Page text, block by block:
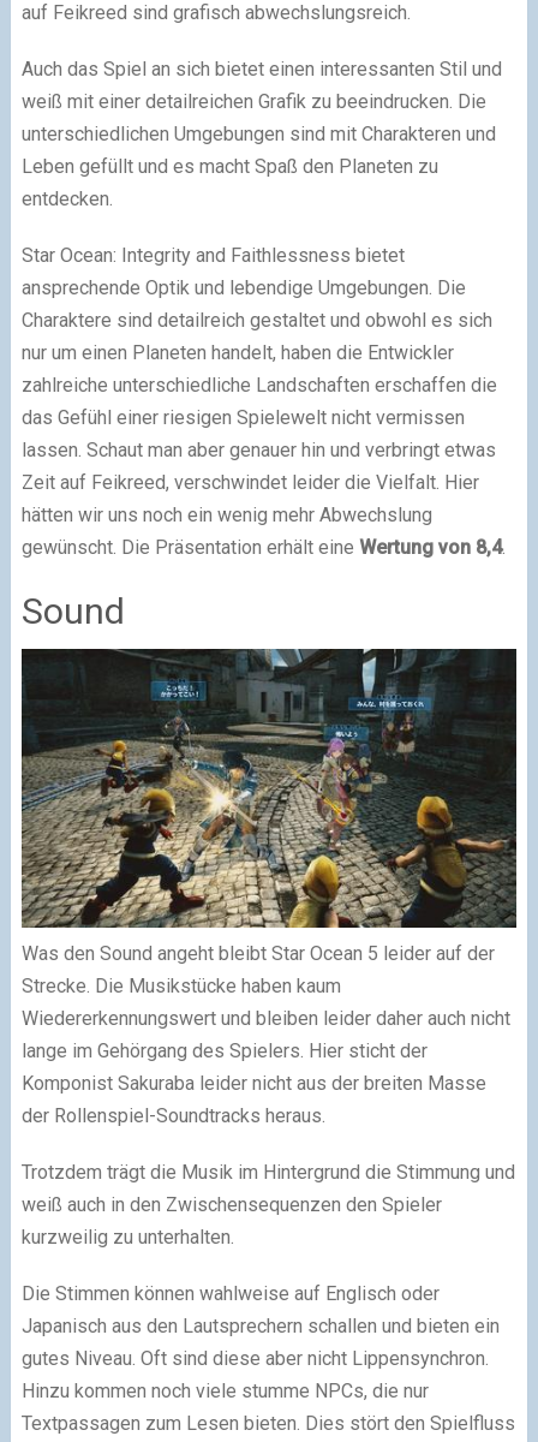
auf Feikreed sind grafisch abwechslungsreich.
Auch das Spiel an sich bietet einen interessanten Stil und
weiß mit einer detailreichen Grafik zu beeindrucken. Die
unterschiedlichen Umgebungen sind mit Charakteren und
Leben gefüllt und es macht Spaß den Planeten zu
entdecken.
Star Ocean: Integrity and Faithlessness bietet
ansprechende Optik und lebendige Umgebungen. Die
Charaktere sind detailreich gestaltet und obwohl es sich
nur um einen Planeten handelt, haben die Entwickler
zahlreiche unterschiedliche Landschaften erschaffen die
das Gefühl einer riesigen Spielewelt nicht vermissen
lassen. Schaut man aber genauer hin und verbringt etwas
Zeit auf Feikreed, verschwindet leider die Vielfalt. Hier
hätten wir uns noch ein wenig mehr Abwechslung
gewünscht. Die Präsentation erhält eine Wertung von 8,4.
Sound
Was den Sound angeht bleibt Star Ocean 5 leider auf der
Strecke. Die Musikstücke haben kaum
Wiedererkennungswert und bleiben leider daher auch nicht
lange im Gehörgang des Spielers. Hier sticht der
Komponist Sakuraba leider nicht aus der breiten Masse
der Rollenspiel-Soundtracks heraus.
Trotzdem trägt die Musik im Hintergrund die Stimmung und
weiß auch in den Zwischensequenzen den Spieler
kurzweilig zu unterhalten.
Die Stimmen können wahlweise auf Englisch oder
Japanisch aus den Lautsprechern schallen und bieten ein
gutes Niveau. Oft sind diese aber nicht Lippensynchron.
Hinzu kommen noch viele stumme NPCs, die nur
Textpassagen zum Lesen bieten. Dies stört den Spielfluss